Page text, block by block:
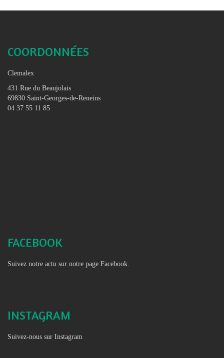
COORDONNÉES
Clemalex
431 Rue du Beaujolais
69830 Saint-Georges-de-Reneins
04 37 55 11 85
FACEBOOK
Suivez notre actu sur notre page Facebook.
INSTAGRAM
Suivez-nous sur Instagram